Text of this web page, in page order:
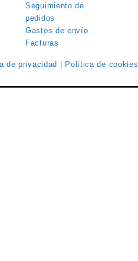
Seguimiento de
pedidos
Gastos de envío
Facturas
de privacidad | Política de cookies